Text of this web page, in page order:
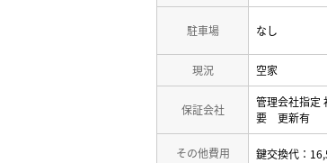
駐車場 なし
現況 空家
保証会社
管理会社指定
要 更新有
その他費用 鍵交換代：